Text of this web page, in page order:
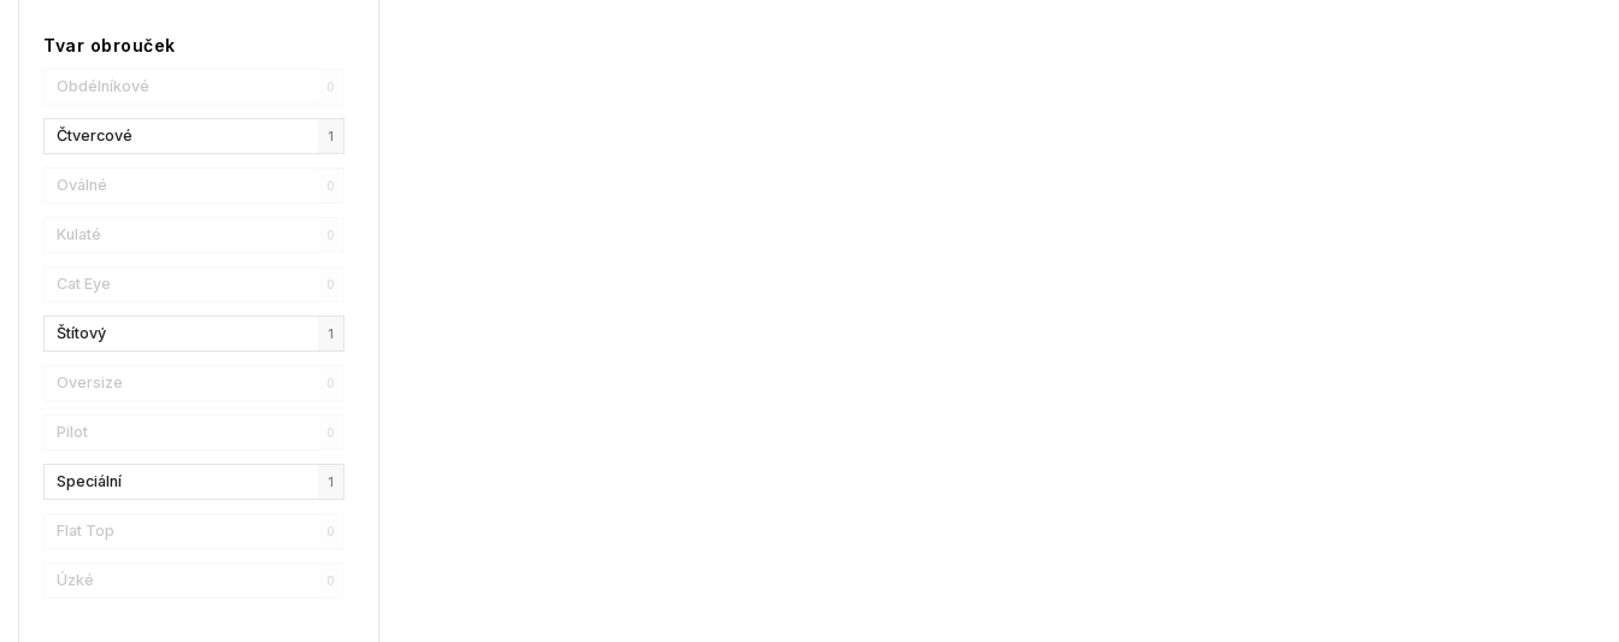
Reebok
Oscar De La Renta
Donna Karan
DKNY
Calvin Klein
Longchamp
Christian Lacroix
Love Moschino
Bollé
LENSSO
SPY
Tvar obrouček
Obdélníkové 0
Čtvercové 1
Oválné 0
Kulaté 0
Cat Eye 0
Štítový 1
Oversize 0
Pilot 0
Speciální 1
Flat Top 0
Úzké 0